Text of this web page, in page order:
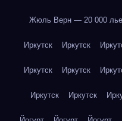
Жюль Верн — 20 000 лье
Иркутск Иркутск
Иркутск Иркутск
Иркутск Иркутск